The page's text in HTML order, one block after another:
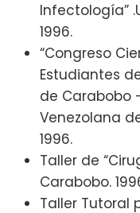
Infectología”
1996.
“Congreso
Estudiantes
de Carabobo
Venezolana
1996.
Taller de
Carabobo.
Taller Tutoral